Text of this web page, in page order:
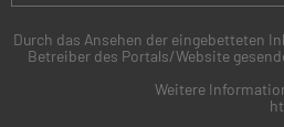
Durch das Ansehen der eingebetteten
Betreiber des Portals/Website
Weitere